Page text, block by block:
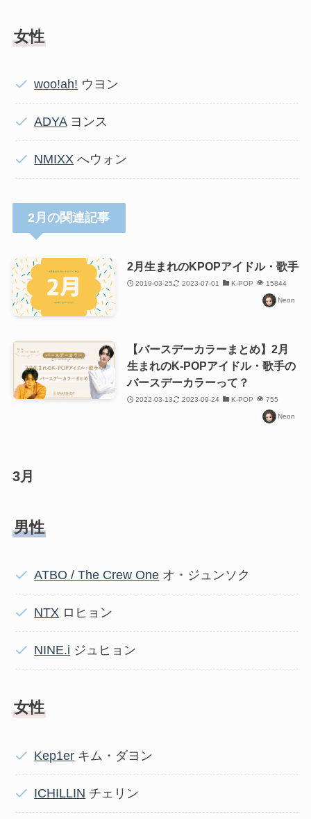
女性
woo!ah! ウヨン
ADYAヨンス
NMIXX へウォン
2月の関連記事
2月生まれのKPOPアイドル・歌手
2019-03-25 2023-07-01 K-POP 15844
Neon
【バースデーカラーまとめ】2月
生まれのK-POPアイドル・歌手の
バースデーカラーって？
2022-03-13 2023-09-24 K-POP 755
Neon
3月
男性
ATBO / The Crew One オ・ジュンソク
NTX ロヒョン
NINE.i ジュヒョン
女性
Kep1er キム・ダヨン
ICHILLIN チェリン